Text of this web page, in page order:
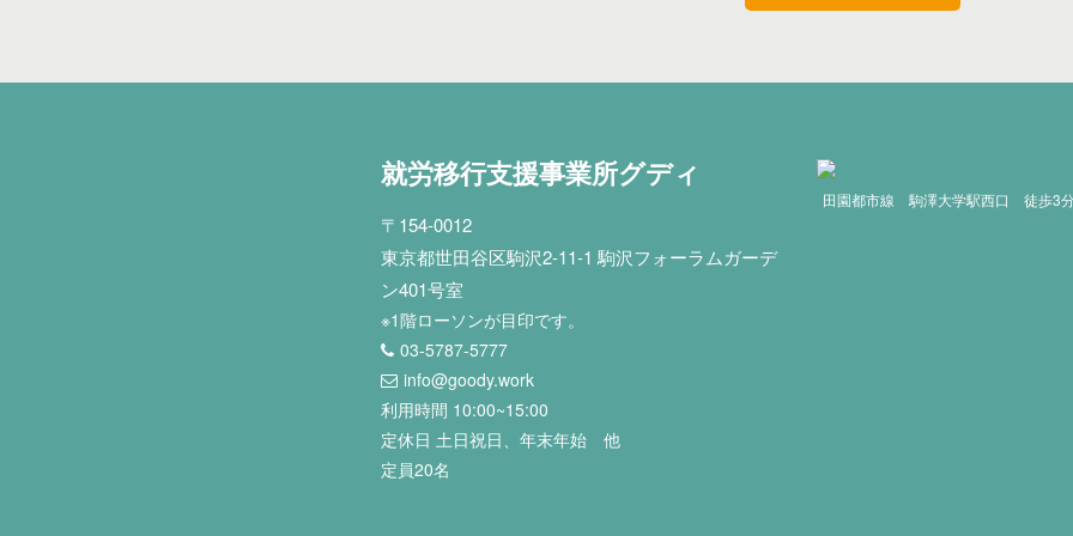
就労移行支援事業所グディ
〒154-0012
東京都世田谷区駒沢2-11-1 駒沢フォーラムガーデ
ン401号室
※1階ローソンが目印です。
03-5787-5777
info@goody.work
利用時間 10:00~15:00
定休日 土日祝日、年末年始 他
定員20名
田園都市線 駒澤大学駅西口 徒歩3